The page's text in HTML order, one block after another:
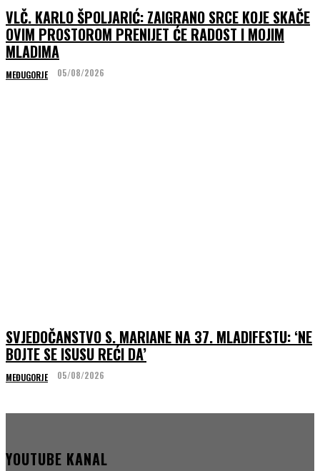
VLČ. KARLO ŠPOLJARIĆ: ZAIGRANO SRCE KOJE SKAČE
OVIM PROSTOROM PRENIJET ĆE RADOST I MOJIM
MLADIMA
MEĐUGORJE 05/08/2026
SVJEDOČANSTVO S. MARIANE NA 37. MLADIFESTU: ‘NE
BOJTE SE ISUSU REĆI DA’
MEĐUGORJE 05/08/2026
YOUTUBE KANAL